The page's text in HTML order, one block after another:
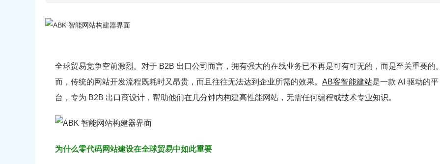
全球贸易竞争空前激烈。对于 B2B 出口公司而言，拥有强大的在线业务已不再是可有可无的，而是至关重要的
而，传统的网站开发流程既耗时又昂贵，而且往往无法达到企业所需的效果。 AB客智能建站是一款 AI 驱动的平
台，专为 B2B 出口商设计，帮助他们在几分钟内构建高性能网站，无需任何编程或技术专业知识。
为什么零代码网站建设在全球贸易中如此重要